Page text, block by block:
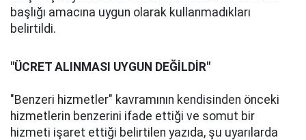
başlığı amacına uygun olarak kullanmadıkları
belirtildi.
"ÜCRET ALINMASI UYGUN DEĞİLDİR"
"Benzeri hizmetler" kavramının kendisinden önceki
hizmetlerin benzerini ifade ettiği ve somut bir
hizmeti işaret ettiği belirtilen yazıda, şu uyarılarda